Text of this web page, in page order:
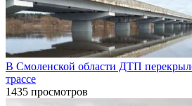
В Смоленской области ДТП
трассе
1435 просмотров